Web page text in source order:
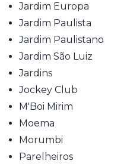
Jardim Europa
Jardim Paulista
Jardim Paulistano
Jardim São Luiz
Jardins
Jockey Club
M'Boi Mirim
Moema
Morumbi
Parelheiros